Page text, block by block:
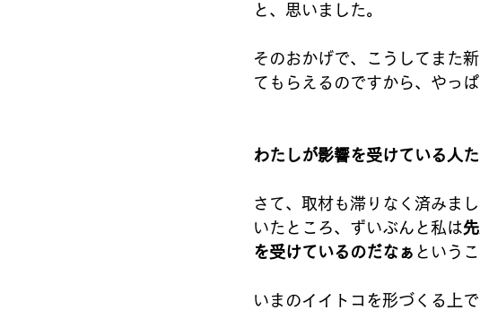
と、思いました。
そのおかげで、こうしてまた
てもらえるのですから、やっ
わたしが影響を受けている人
さて、取材も滞りなく済みま
いたところ、ずいぶんと私は
を受けているのだなぁ という
いまのイイトコを形づくる上